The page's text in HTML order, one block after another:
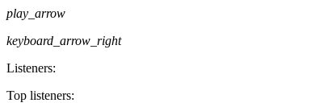
play_arrow
keyboard_arrow_right
Listeners:
Top listeners: